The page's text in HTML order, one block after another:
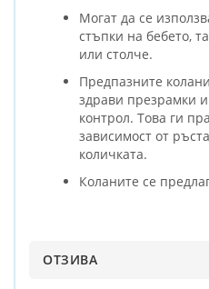
Могат да се
стъпки на бебето,
или столче.
Предпазните
здрави презрамки
контрол. Това ги
зависимост от
количката.
Коланите се
ОТЗИВА